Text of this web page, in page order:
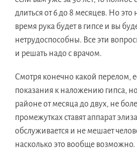
длиться от 6 до 8 месяцев. Но это
время рука будет в гипсе и вы
нетрудоспособны. Все эти
и решать надо с врачом.
Смотря конечно какой перелом,
показания к наложению гипса,
районе от месяца до двух, не
промежутках ставят аппарат
обслуживается и не мешает
насколько это вообще возможно.